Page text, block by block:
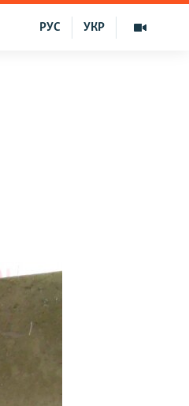
УКР
РУС